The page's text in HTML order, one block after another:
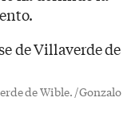
de Wible. /Gonzalo